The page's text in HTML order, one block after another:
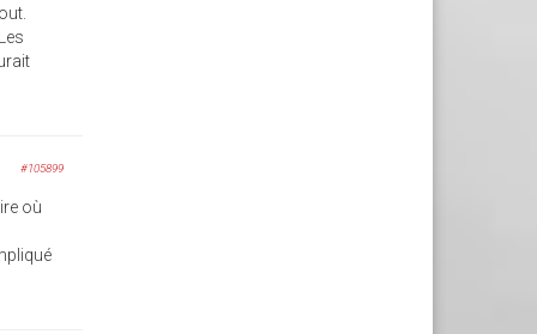
#105899
où